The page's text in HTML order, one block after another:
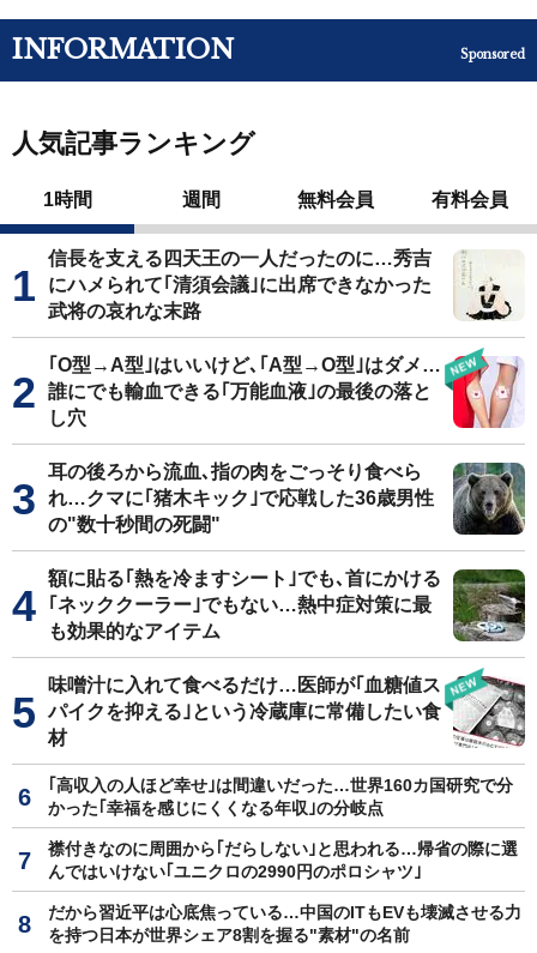
INFORMATION Sponsored
人気記事ランキング
1時間 週間 無料会員 有料会員
信長を支える四天王の一人だったのに…秀吉
にハメられて｢清須会議｣に出席できなかった
武将の哀れな末路
｢O型→A型｣はいいけど､｢A型→O型｣はダメ…
誰にでも輸血できる｢万能血液｣の最後の落と
し穴
耳の後ろから流血､指の肉をごっそり食べら
れ…クマに｢猪木キック｣で応戦した36歳男性
の"数十秒間の死闘"
額に貼る｢熱を冷ますシート｣でも､首にかける
｢ネッククーラー｣でもない…熱中症対策に最
も効果的なアイテム
味噌汁に入れて食べるだけ…医師が｢血糖値ス
パイクを抑える｣という冷蔵庫に常備したい食
材
｢高収入の人ほど幸せ｣は間違いだった…世界160カ国研究で分
かった｢幸福を感じにくくなる年収｣の分岐点
襟付きなのに周囲から｢だらしない｣と思われる…帰省の際に選
んではいけない｢ユニクロの2990円のポロシャツ｣
だから習近平は心底焦っている…中国のITもEVも壊滅させる力
を持つ日本が世界シェア8割を握る"素材"の名前